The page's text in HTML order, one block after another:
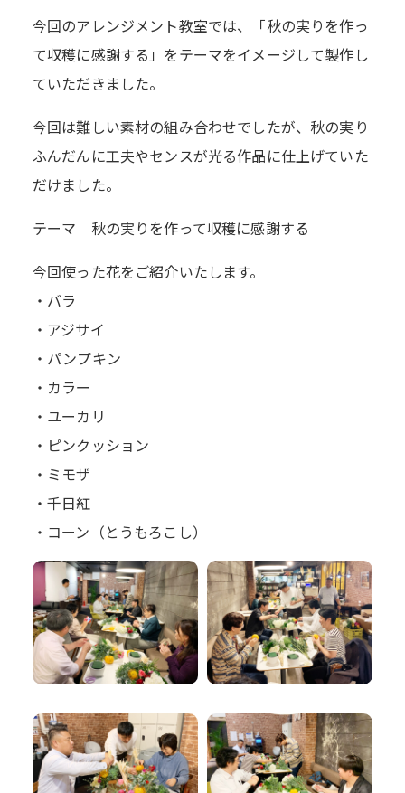
今回のアレンジメント教室では、「秋の実りを作っ
て収穫に感謝する」をテーマをイメージして製作し
ていただきました。
今回は難しい素材の組み合わせでしたが、秋の実り
ふんだんに工夫やセンスが光る作品に仕上げていた
だけました。
テーマ 秋の実りを作って収穫に感謝する
今回使った花をご紹介いたします。
・バラ
・アジサイ
・パンプキン
・カラー
・ユーカリ
・ピンクッション
・ミモザ
・千日紅
・コーン（とうもろこし）